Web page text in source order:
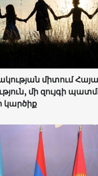
միտում
մի զույգի
կարծիք